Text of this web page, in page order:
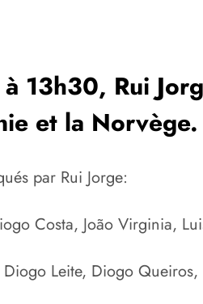
13h30, Rui
et la Norvège.
par Rui Jorge:
Costa, João Virginia,
Diogo Leite, Diogo Queiros,